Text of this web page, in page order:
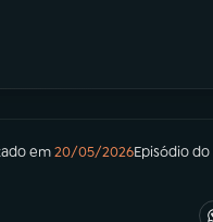
em20/05/2026Episódiodo